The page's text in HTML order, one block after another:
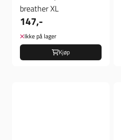
breather XL
147,-
Ikke på lager
Kjøp